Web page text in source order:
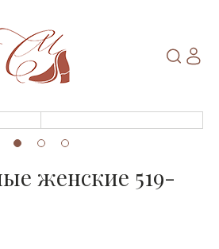
женские 519-